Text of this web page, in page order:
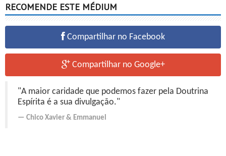
RECOMENDE ESTE MÉDIUM
Compartilhar no Facebook
Compartilhar no Google+
"A maior caridade que podemos fazer pela Doutrina
Espírita é a sua divulgação."
Chico Xavier & Emmanuel